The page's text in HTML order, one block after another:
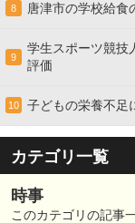
8 唐津市の学校給食
9
学生スポーツ競技
評価
10 子どもの栄養不足
カテゴリ一覧
時事
このカテゴリの記事